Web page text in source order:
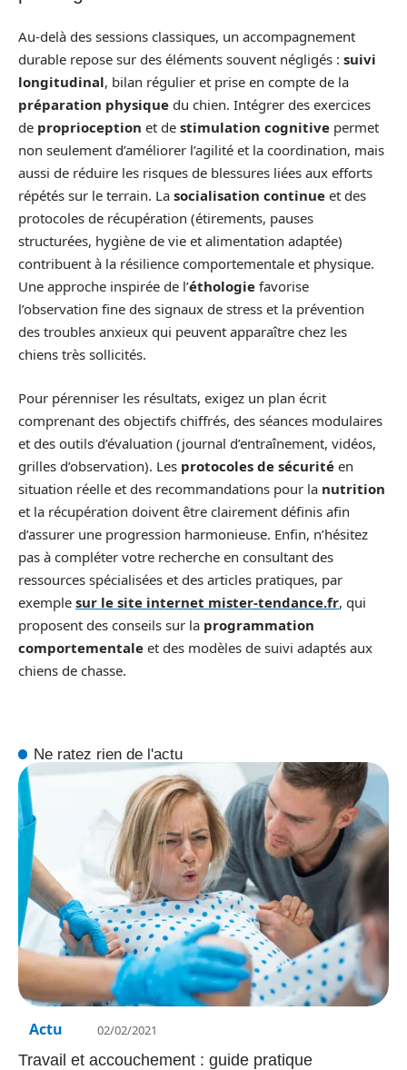
Au-delà des sessions classiques, un accompagnement
durable repose sur des éléments souvent négligés : suivi
longitudinal, bilan régulier et prise en compte de la
préparation physique du chien. Intégrer des exercices
de proprioception et de stimulation cognitive permet
non seulement d’améliorer l’agilité et la coordination, mais
aussi de réduire les risques de blessures liées aux efforts
répétés sur le terrain. La socialisation continue et des
protocoles de récupération (étirements, pauses
structurées, hygiène de vie et alimentation adaptée)
contribuent à la résilience comportementale et physique.
Une approche inspirée de l’éthologie favorise
l’observation fine des signaux de stress et la prévention
des troubles anxieux qui peuvent apparaître chez les
chiens très sollicités.
Pour pérenniser les résultats, exigez un plan écrit
comprenant des objectifs chiffrés, des séances modulaires
et des outils d’évaluation (journal d’entraînement, vidéos,
grilles d’observation). Les protocoles de sécurité en
situation réelle et des recommandations pour la nutrition
et la récupération doivent être clairement définis afin
d’assurer une progression harmonieuse. Enfin, n’hésitez
pas à compléter votre recherche en consultant des
ressources spécialisées et des articles pratiques, par
exemple sur le site internet mister-tendance.fr, qui
proposent des conseils sur la programmation
comportementale et des modèles de suivi adaptés aux
chiens de chasse.
Ne ratez rien de l'actu
Actu 02/02/2021
Travail et accouchement : guide pratique